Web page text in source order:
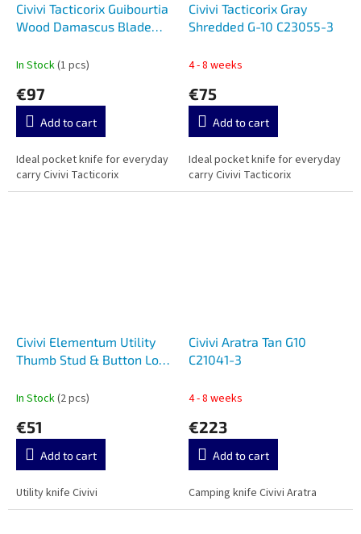
Civivi Tacticorix Guibourtia
Wood Damascus Blade
In Stock(1 pcs)
€97
Add to cart
Ideal pocket knife for everyday
carry Civivi Tacticorix
Civivi Tacticorix Gray
Shredded G-10 C23055-3
4 - 8 weeks
€75
Add to cart
Ideal pocket knife for everyday
carry Civivi Tacticorix
Civivi Elementum Utility
Thumb Stud & Button Lock
In Stock(2 pcs)
€51
Add to cart
Utility knife Civivi
Civivi Aratra Tan G10
C21041-3
4 - 8 weeks
€223
Add to cart
Camping knife Civivi Aratra